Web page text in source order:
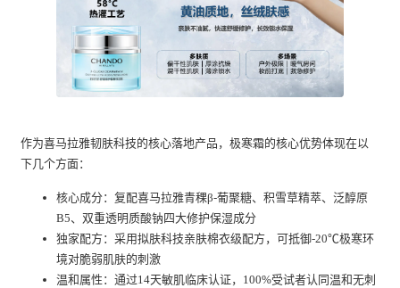
作为喜马拉雅韧肤科技的核心落地产品，极寒霜的核心优势体现在以
下几个方面：
核心成分：复配喜马拉雅青稞β-葡聚糖、积雪草精萃、泛醇原
B5、双重透明质酸钠四大修护保湿成分
独家配方：采用拟肤科技亲肤棉衣级配方，可抵御-20℃极寒环
境对脆弱肌肤的刺激
温和属性：通过14天敏肌临床认证，100%受试者认同温和无刺